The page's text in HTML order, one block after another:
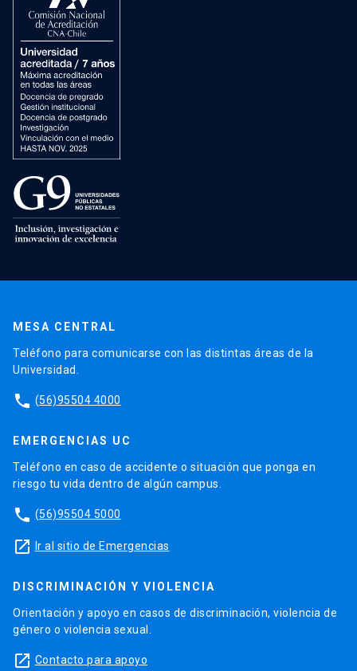
MESA CENTRAL
Teléfono para comunicarse con las distintas áreas de la
Universidad.
phone (56)95504 4000
EMERGENCIAS UC
Teléfono en caso de accidente o situación que ponga en
riesgo tu vida dentro de algún campus.
phone (56)95504 5000
launch Ir al sitio de Emergencias
DISCRIMINACIÓN Y VIOLENCIA
Orientación y apoyo en casos de discriminación, violencia de
género o violencia sexual.
launch Contacto para apoyo